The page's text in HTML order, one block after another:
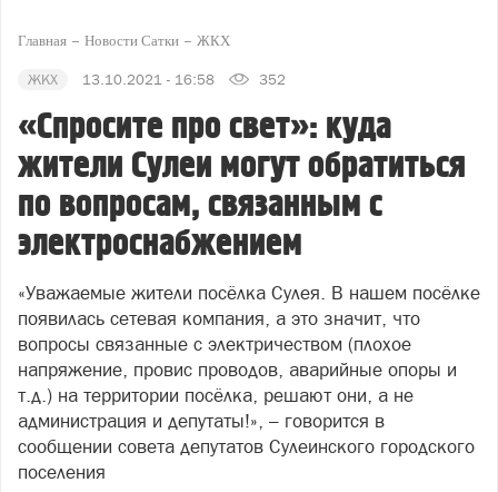
Главная Новости Сатки ЖКХ
ЖКХ 13.10.2021 - 16:58 352
«Спросите про свет»: куда
жители Сулеи могут обратиться
по вопросам, связанным с
электроснабжением
«Уважаемые жители посёлка Сулея. В нашем посёлке
появилась сетевая компания, а это значит, что
вопросы связанные с электричеством (плохое
напряжение, провис проводов, аварийные опоры и
т.д.) на территории посёлка, решают они, а не
администрация и депутаты!», – говорится в
сообщении совета депутатов Сулеинского городского
поселения